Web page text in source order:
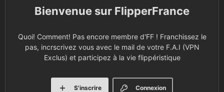
FlipperFrance
Quoi! Comment! Pas encore membre d'FF ! Franchissez le
pas, incrscrivez vous avec le mail de votre F.A.I (VPN
Exclus) et participez à la vie flippéristique
Connexion
S'inscrire